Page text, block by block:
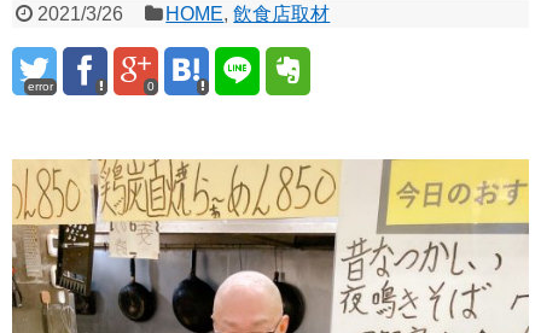
2021/3/26 HOME,飲食店取材
error 0